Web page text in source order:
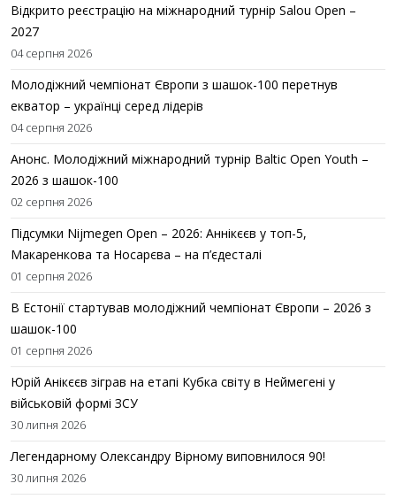
Відкрито реєстрацію на міжнародний турнір Salou Open –
2027
04 серпня 2026
Молодіжний чемпіонат Європи з шашок-100 перетнув
екватор – українці серед лідерів
04 серпня 2026
Анонс. Молодіжний міжнародний турнір Baltic Open Youth –
2026 з шашок-100
02 серпня 2026
Підсумки Nijmegen Open – 2026: Аннікєєв у топ-5,
Макаренкова та Носарєва – на п’єдесталі
01 серпня 2026
В Естонії стартував молодіжний чемпіонат Європи – 2026 з
шашок-100
01 серпня 2026
Юрій Анікєєв зіграв на етапі Кубка світу в Неймегені у
військовій формі ЗСУ
30 липня 2026
Легендарному Олександру Вірному виповнилося 90!
30 липня 2026